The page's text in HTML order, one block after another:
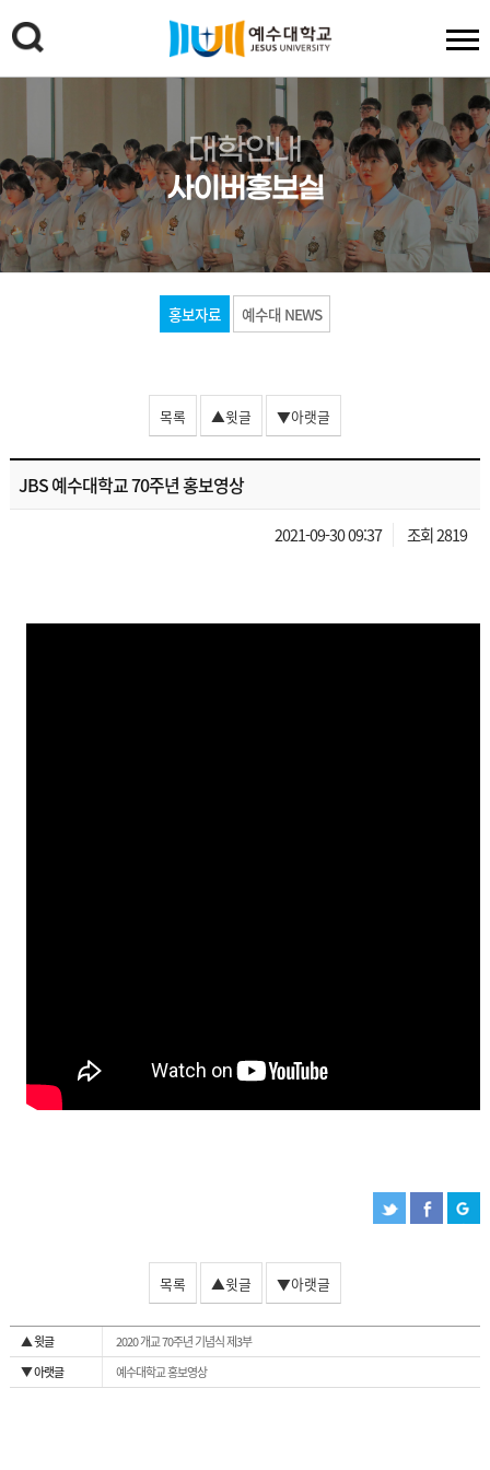
대학안내
사이버홍보실
홍보자료 예수대 NEWS
목록 ▲윗글 ▼아랫글
JBS 예수대학교 70주년 홍보영상
2021-09-30 09:37 조회 2819
목록 ▲윗글 ▼아랫글
▲ 윗글
2020 개교 70주년 기념식 제3부
▼ 아랫글
예수대학교 홍보영상